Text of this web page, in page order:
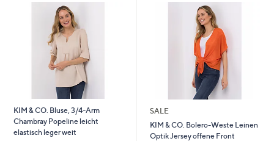
KIM & CO. Bluse, 3/4-Arm
Chambray Popeline leicht
elastisch leger weit
SALE
KIM & CO. Bolero-Weste Leinen
Optik Jersey offene Front